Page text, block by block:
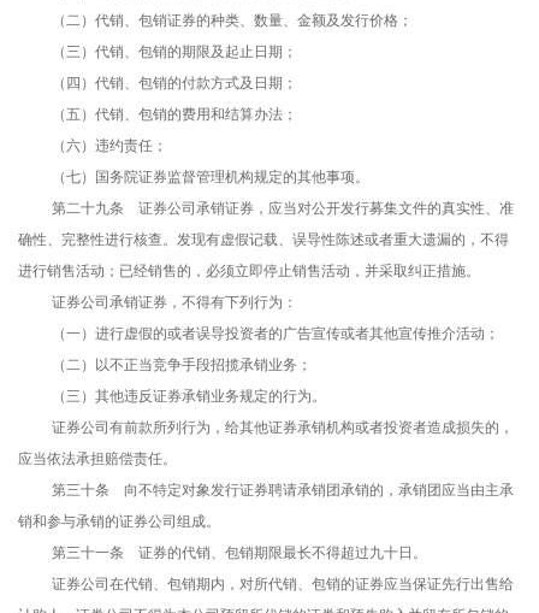
（二）代销、包销证券的种类、数量、金额及发行价格；
（三）代销、包销的期限及起止日期；
（四）代销、包销的付款方式及日期；
（五）代销、包销的费用和结算办法；
（六）违约责任；
（七）国务院证券监督管理机构规定的其他事项。
第二十九条 证券公司承销证券，应当对公开发行募集文件的真实性、准
确性、完整性进行核查。发现有虚假记载、误导性陈述或者重大遗漏的，不得
进行销售活动；已经销售的，必须立即停止销售活动，并采取纠正措施。
证券公司承销证券，不得有下列行为：
（一）进行虚假的或者误导投资者的广告宣传或者其他宣传推介活动；
（二）以不正当竞争手段招揽承销业务；
（三）其他违反证券承销业务规定的行为。
证券公司有前款所列行为，给其他证券承销机构或者投资者造成损失的，
应当依法承担赔偿责任。
第三十条 向不特定对象发行证券聘请承销团承销的，承销团应当由主承
销和参与承销的证券公司组成。
第三十一条 证券的代销、包销期限最长不得超过九十日。
证券公司在代销、包销期内，对所代销、包销的证券应当保证先行出售给